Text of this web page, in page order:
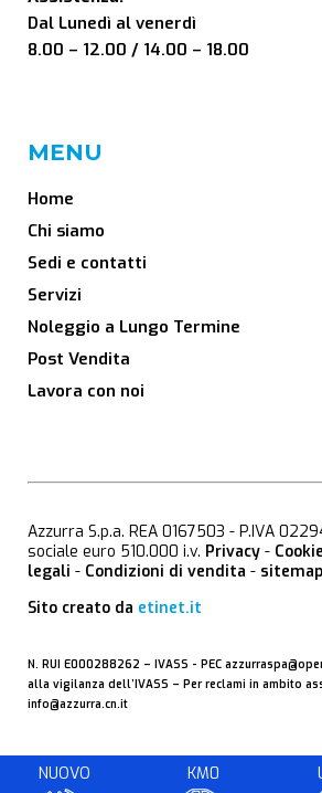
NUOVO KM0
Dal Lunedì al venerdì
8.00 – 12.00 / 14.00 – 18.00
MENU
Home
Chi siamo
Sedi e contatti
Servizi
Noleggio a Lungo Termine
Post Vendita
Lavora con noi
Azzurra S.p.a. REA 0167503 - P.IVA
sociale euro 510.000 i.v. Privacy -
legali - Condizioni di vendita - sitemap
Sito creato da etinet.it
N. RUI E000288262 – IVASS - PEC
alla vigilanza dell’IVASS – Per reclami in ambito
info@azzurra.cn.it